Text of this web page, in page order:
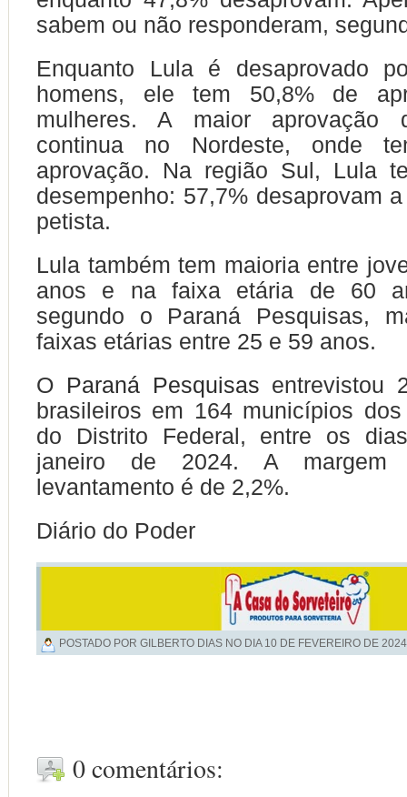
sabem ou não responderam,
Enquanto Lula é desaprovado
homens, ele tem 50,8% de
mulheres. A maior aprovação
continua no Nordeste, onde
aprovação. Na região Sul, Lula
desempenho: 57,7% desaprovam
petista.
Lula também tem maioria entre
anos e na faixa etária de 60
segundo o Paraná Pesquisas,
faixas etárias entre 25 e 59 anos.
O Paraná Pesquisas entrevistou
brasileiros em 164 municípios
do Distrito Federal, entre os
janeiro de 2024. A
levantamento é de 2,2%.
Diário do Poder
POSTADO POR GILBERTO DIAS NO DIA 10 DE FEVEREIRO DE 2024
0 comentários: